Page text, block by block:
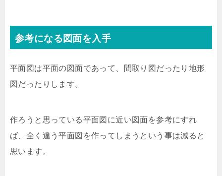
参考になる図面を入手
平面図は平面の図面であって、間取り図だったり地形
図だったりします。
作ろうと思っている平面図に近い図面を参考にすれ
ば、全く違う平面図を作ってしまうという事は減ると
思います。